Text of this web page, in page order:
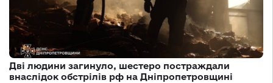
Дві людини загинуло, шестеро постраждали
внаслідок обстрілів рф на Дніпропетровщині